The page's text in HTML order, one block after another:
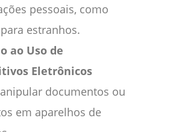
pessoais, como
estranhos.
ao Uso de
Eletrônicos
documentos ou
em aparelhos de